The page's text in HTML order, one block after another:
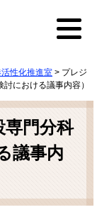
性化推進室 > プレジ
における議事内容）
専門分科
議事内